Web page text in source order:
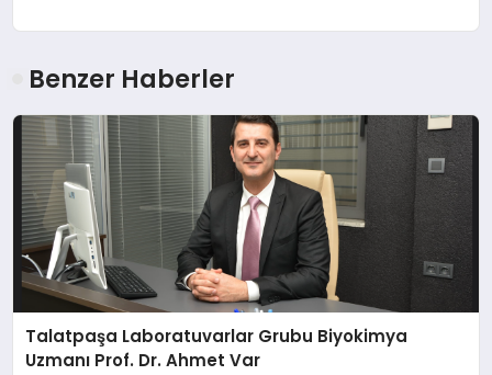
Benzer Haberler
Talatpaşa Laboratuvarlar Grubu Biyokimya
Uzmanı Prof. Dr. Ahmet Var